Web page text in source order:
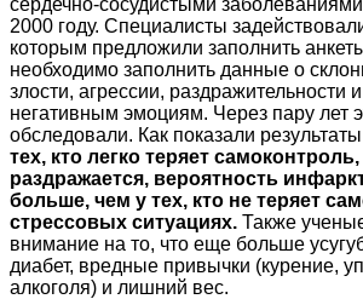
2000 году. Специалисты
которым предложили заполнить
необходимо заполнить данные о
злости, агрессии, раздражительности
негативным эмоциям. Через пару лет
обследовали. Как показали
тех, кто легко теряет
раздражается, вероятность
больше, чем у тех, кто не теряет
стрессовых ситуациях. Также
внимание на то, что еще больше
диабет, вредные привычки (курение,
алкоголя) и лишний вес.